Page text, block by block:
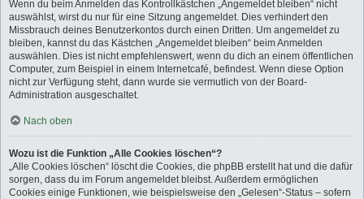
Wenn du beim Anmelden das Kontrollkästchen „Angemeldet bleiben“ nicht
auswählst, wirst du nur für eine Sitzung angemeldet. Dies verhindert den
Missbrauch deines Benutzerkontos durch einen Dritten. Um angemeldet zu
bleiben, kannst du das Kästchen „Angemeldet bleiben“ beim Anmelden
auswählen. Dies ist nicht empfehlenswert, wenn du dich an einem öffentlichen
Computer, zum Beispiel in einem Internetcafé, befindest. Wenn diese Option
nicht zur Verfügung steht, dann wurde sie vermutlich von der Board-
Administration ausgeschaltet.
Nach oben
Wozu ist die Funktion „Alle Cookies löschen“?
„Alle Cookies löschen“ löscht die Cookies, die phpBB erstellt hat und die dafür
sorgen, dass du im Forum angemeldet bleibst. Außerdem ermöglichen
Cookies einige Funktionen, wie beispielsweise den „Gelesen“-Status – sofern